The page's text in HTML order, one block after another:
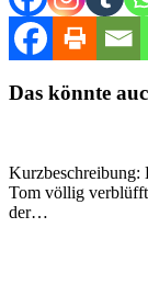
Das könnte
Kurzbeschreibung:
Tom völlig verblüfft
der…